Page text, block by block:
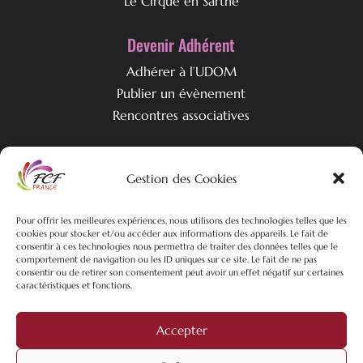
Gestion des Cookies
Pour offrir les meilleures expériences, nous utilisons des technologies telles que les
cookies pour stocker et/ou accéder aux informations des appareils. Le fait de
consentir à ces technologies nous permettra de traiter des données telles que le
comportement de navigation ou les ID uniques sur ce site. Le fait de ne pas
consentir ou de retirer son consentement peut avoir un effet négatif sur certaines
caractéristiques et fonctions.
Accepter
Devenir Adhérent
Adhérer à l’UDOM
Publier un évènement
Rencontres associatives
Qui est l’UDOM ?
L’équipe associative
Nos actualités
| Politique de confidentialités |
filiale du